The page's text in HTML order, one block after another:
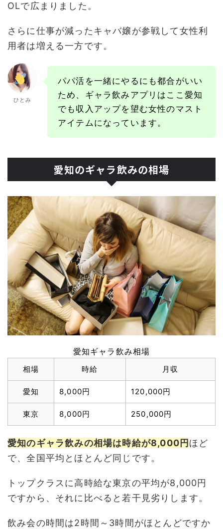
OLで広まりました。
さらに仕事が減ったキャバ嬢が参戦して女性利
用者は増える一方です。
ひとみ
パパ活を一緒にやるにも都合がいい
ため、ギャラ飲みアプリはここ愛知
でも収入アップを望む女性のマスト
アイテムになっています。
愛知のギャラ飲みの相場
愛知ギャラ飲み相場
相場 時給 月収
愛知 8,000円 120,000円
東京 8,000円 250,000円
愛知のギャラ飲みの相場は時給が8,000円 ほど
で、全国平均とほとんど同じです。
トップクラスに高時給な東京の平均が8,000円
ですから、それに比べると若干見劣りします。
飲み会の時間は2時間～3時間がほとんどですか